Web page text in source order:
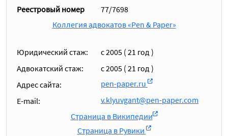
Реестровый номер
77/7698
Коллегия адвокатов «Pen & Paper»
Юридический стаж:
с 2005 ( 21 год )
Адвокатский стаж:
c 2005 ( 21 год )
Адрес сайта:
pen-paper.ru
E-mail:
v.klyuvgant@pen-paper.com
Страница в Википедии
Страница в Рувики